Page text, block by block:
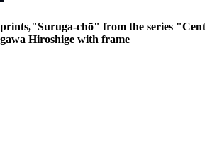
chō" from the series "Cent
Hiroshige with frame